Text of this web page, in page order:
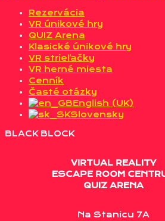
Rezervácia
VR únikové hry
QUIZ Arena
Klasické únikové hry
VR strieľačky
VR herné miesta
Cenník
Časté otázky
English (UK)
Slovensky
BLACK BLOCK
VIRTUAL REALITY
ESCAPE ROOM
QUIZ ARENA
Na Stanicu 7A